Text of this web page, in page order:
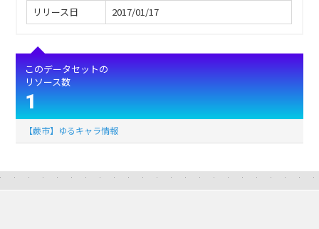
リリース日 2017/01/17
このデータセットの
リソース数
1
【蕨市】ゆるキャラ情報